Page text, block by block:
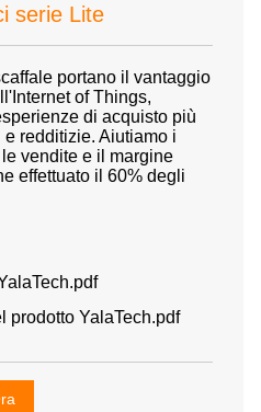
serie Lite
portano il vantaggio
of Things,
di acquisto più
redditizie. Aiutiamo i
vendite e il margine
effettuato il 60% degli
prodotto YalaTech.pdf